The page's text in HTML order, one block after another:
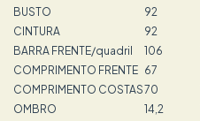
BUSTO
92
CINTURA
92
BARRA FRENTE/quadril
106
COMPRIMENTO FRENTE 67
COMPRIMENTO COSTAS70
OMBRO
14,2